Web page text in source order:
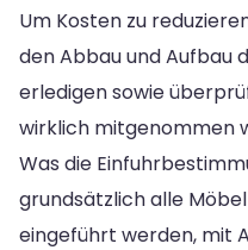
Um Kosten zu
den Abbau und Aufbau
erledigen sowie
wirklich mitgenommen
Was die
grundsätzlich alle
eingeführt werden, mit